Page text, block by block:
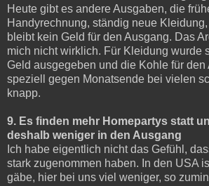
Heute gibt es andere Ausgaben, die
Handyrechnung, ständig neue
bleibt kein Geld für den Ausgang. Das
mich nicht wirklich. Für Kleidung wurde
Geld ausgegeben und die Kohle für den
speziell gegen Monatsende bei vielen
knapp.
9. Es finden mehr Homepartys statt
deshalb weniger in den Ausgang
Ich habe eigentlich nicht das Gefühl,
stark zugenommen haben. In den USA
gäbe, hier bei uns viel weniger, so